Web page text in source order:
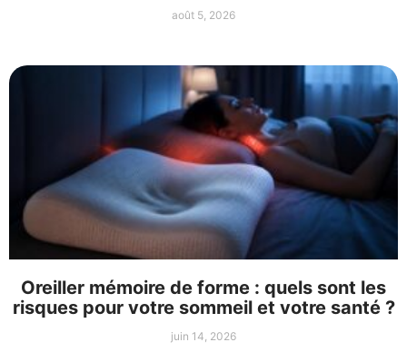
août 5, 2026
Oreiller mémoire de forme : quels sont les
risques pour votre sommeil et votre santé ?
juin 14, 2026